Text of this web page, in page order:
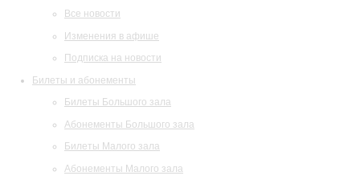
Все новости
Изменения в афише
Подписка на новости
Билеты и абонементы
Билеты Большого зала
Абонементы Большого зала
Билеты Малого зала
Абонементы Малого зала